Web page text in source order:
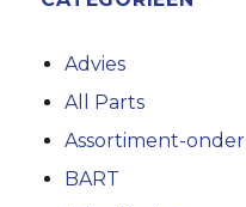
Advies
All Parts
Assortiment-onder
BART